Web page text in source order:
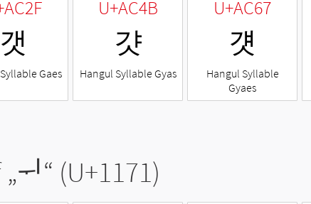
갯
Gaes
U+AC4B
걋
Hangul Syllable Gyas
U+AC67
걧
Hangul Syllable
Gyaes
ᅱ“ (U+1171)